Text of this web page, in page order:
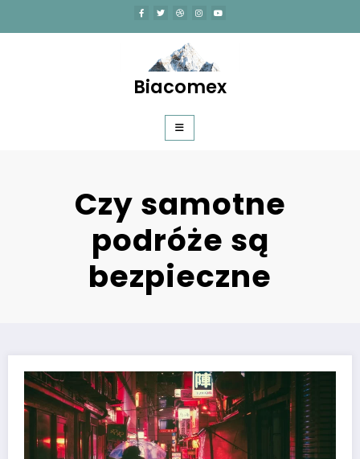
content
Biacomex
Czy samotne
podróże są
bezpieczne